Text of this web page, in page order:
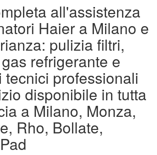
all'assistenza
Haier a Milano e
pulizia filtri,
refrigerante e
tecnici professionali
disponibile in tutta
a Milano, Monza,
Rho, Bollate,